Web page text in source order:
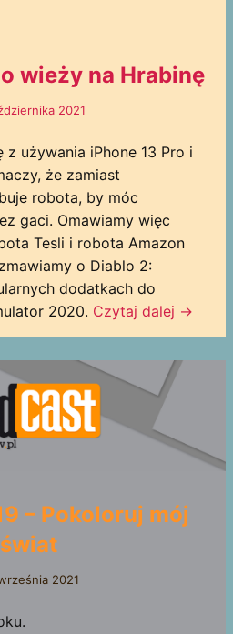
wieży na Hrabinę
2021
z używania iPhone 13 Pro i
że zamiast
robota, by móc
gaci. Omawiamy więc
Tesli i robota Amazon
o Diablo 2:
dodatkach do
2020. Czytaj dalej →
– Pokoloruj mój
świat
2021